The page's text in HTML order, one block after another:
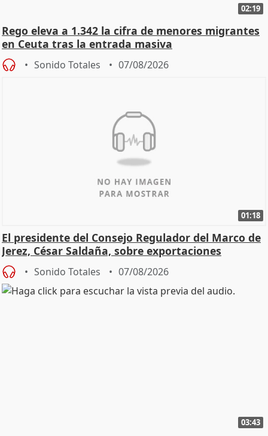
02:19
Rego eleva a 1.342 la cifra de menores migrantes
en Ceuta tras la entrada masiva
Sonido Totales 07/08/2026
01:18
El presidente del Consejo Regulador del Marco de
Jerez, César Saldaña, sobre exportaciones
Sonido Totales 07/08/2026
03:43